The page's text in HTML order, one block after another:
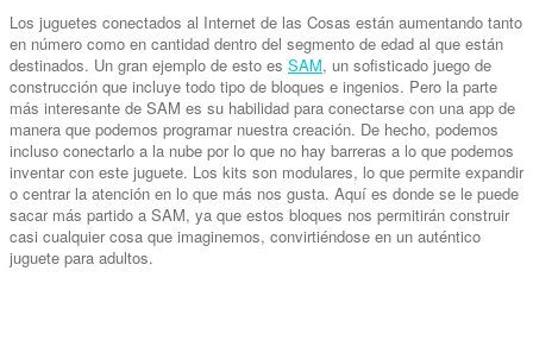
Los juguetes conectados al Internet de las Cosas están aumentando tanto
en número como en cantidad dentro del segmento de edad al que están
destinados. Un gran ejemplo de esto es SAM, un sofisticado juego de
construcción que incluye todo tipo de bloques e ingenios. Pero la parte
más interesante de SAM es su habilidad para conectarse con una app de
manera que podemos programar nuestra creación. De hecho, podemos
incluso conectarlo a la nube por lo que no hay barreras a lo que podemos
inventar con este juguete. Los kits son modulares, lo que permite expandir
o centrar la atención en lo que más nos gusta. Aquí es donde se le puede
sacar más partido a SAM, ya que estos bloques nos permitirán construir
casi cualquier cosa que imaginemos, convirtiéndose en un auténtico
juguete para adultos.